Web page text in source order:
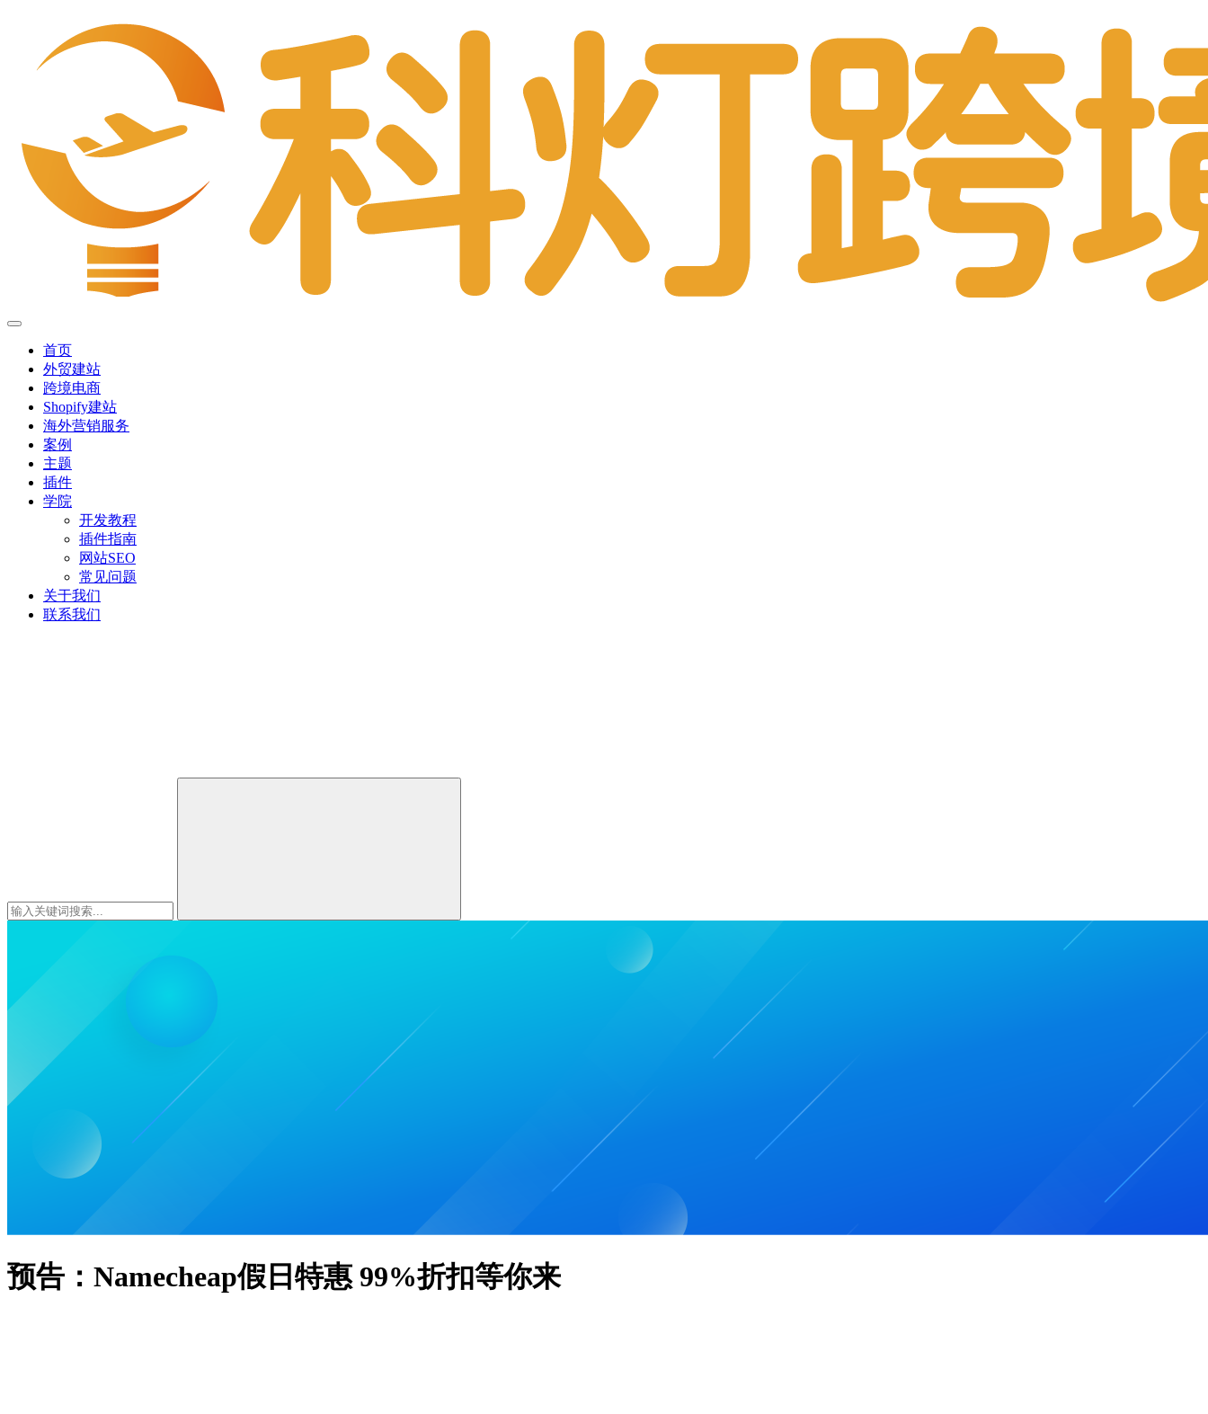
首页
外贸建站
跨境电商
Shopify建站
海外营销服务
案例
主题
插件
学院
开发教程
插件指南
网站SEO
常见问题
关于我们
联系我们
预告：Namecheap假日特惠 99%折扣等你来